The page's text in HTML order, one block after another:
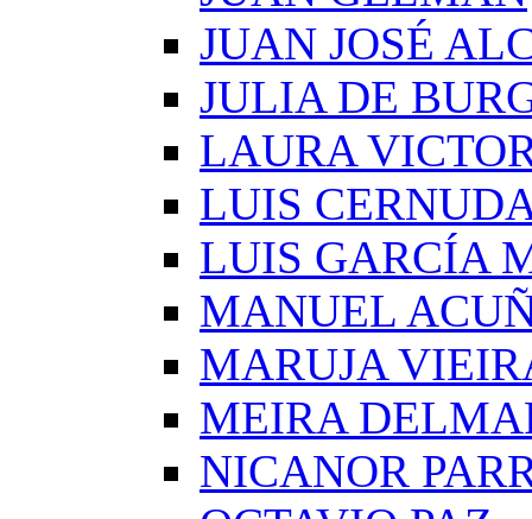
JUAN JOSÉ
JULIA DE
LAURA
LUIS
LUIS GARCÍA
MANUEL
MARUJA
MEIRA
NICANOR